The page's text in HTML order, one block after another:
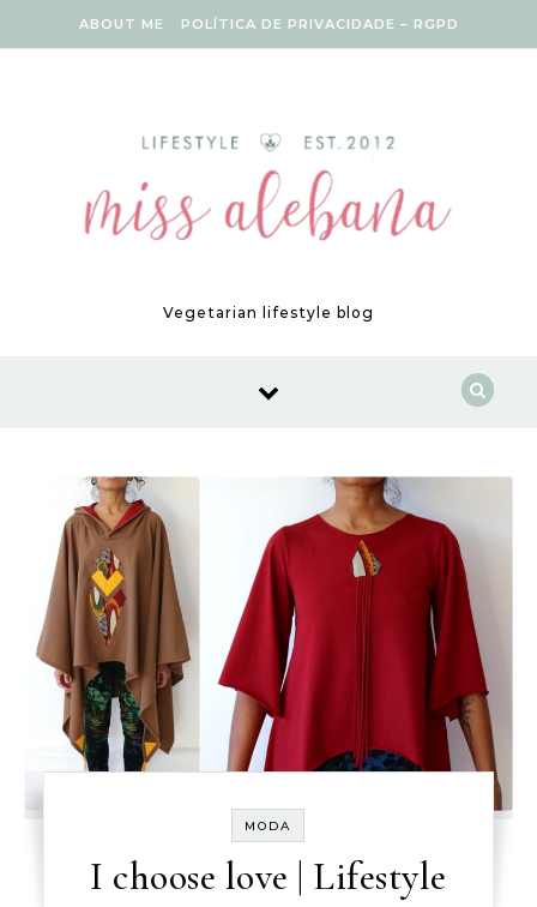
ABOUT ME POLÍTICA DE PRIVACIDADE – RGPD
Vegetarian lifestyle blog
MODA
I choose love | Lifestyle